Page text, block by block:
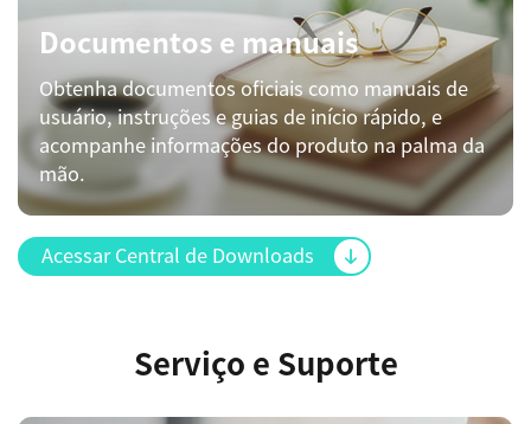
Documentos e manuais
Obtenha documentos oficiais como manuais de
usuário, instruções e guias de início rápido, e
acompanhe informações do produto na palma da
mão.
Acessar Central de Downloads
Serviço e Suporte